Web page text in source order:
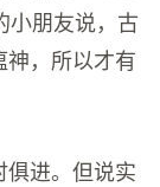
小朋友说，古
，所以才有
进。但说实